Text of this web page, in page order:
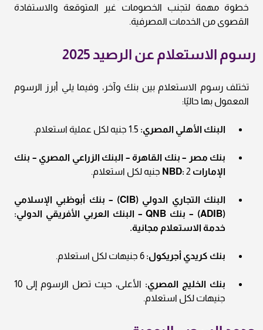
خطوة مهمة لتجنب الخصومات غير المتوقعة والاستفادة
القصوى من الخدمات المصرفية.
رسوم الاستعلام عن الرصيد 2025
تختلف رسوم الاستعلام بين بنك وآخر، وفيما يلي أبرز الرسوم
المعمول بها حاليًا:
البنك الأهلي المصري:
بنك مصر – بنك القاهرة – البنك الزراعي المصري – بنك
الإمارات NBD: 2 جنيه لكل استعلام.
البنك التجاري الدولي (CIB) – بنك أبوظبي الإسلامي
(ADIB) – بنك QNB – البنك العربي الأفريقي الدولي:
خدمة الاستعلام مجانية.
بنك كريدي أجريكول:
بنك الخليج المصري:
الأعلى، حيث تصل الرسوم إلى 10
جنيهات لكل استعلام.